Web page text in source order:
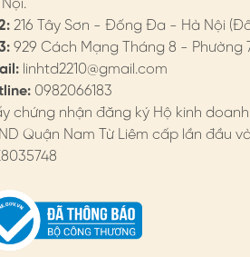
216 Tây Sơn - Đống Đa - Hà Nội
929 Cách Mạng Tháng 8 - Phường
linhtd2210@gmail.com
0982066183
chứng nhận đăng ký Hộ kinh
Quận Nam Từ Liêm cấp lần đầu